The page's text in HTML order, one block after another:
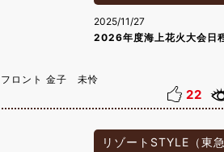
2025/11/27
2026年度海上花火大会日
フロント 金子 未怜
22
リゾートSTYLE（東